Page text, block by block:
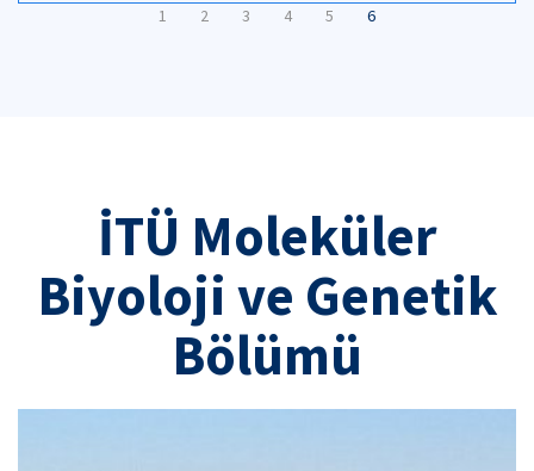
1 2 3 4 5 6
İTÜ Moleküler
Biyoloji ve Genetik
Bölümü